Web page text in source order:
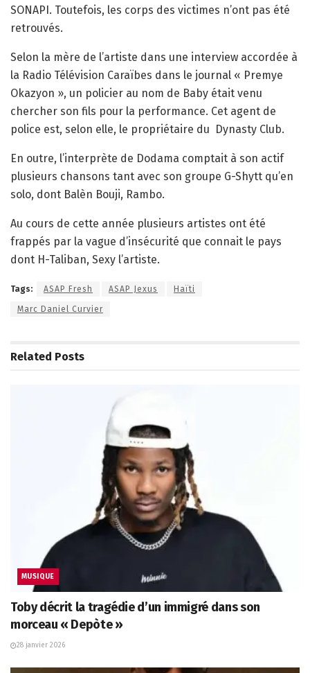
SONAPI. Toutefois, les corps des victimes n’ont pas été
retrouvés.
Selon la mère de l’artiste dans une interview accordée à
la Radio Télévision Caraïbes dans le journal « Premye
Okazyon », un policier au nom de Baby était venu
chercher son fils pour la performance. Cet agent de
police est, selon elle, le propriétaire du Dynasty Club.
En outre, l’interprète de Dodama comptait à son actif
plusieurs chansons tant avec son groupe G-Shytt qu’en
solo, dont Balèn Bouji, Rambo.
Au cours de cette année plusieurs artistes ont été
frappés par la vague d’insécurité que connait le pays
dont H-Taliban, Sexy l’artiste.
Tags: ASAP Fresh ASAP Jexus Haïti
Marc Daniel Curvier
Related Posts
MUSIQUE
Toby décrit la tragédie d’un immigré dans son
morceau « Depòte »
28 janvier 2026